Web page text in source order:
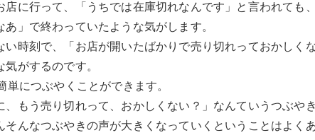
店に行って、「うちでは在庫切れなんです」と言われても
」で終わっていたような気がします。
い時刻で、「お店が開いたばかりで売り切れっておかしく
がするのです。
につぶやくことができます。
、もう売り切れって、おかしくない？」なんていうつぶ
んなつぶやきの声が大きくなっていくということはよくあ